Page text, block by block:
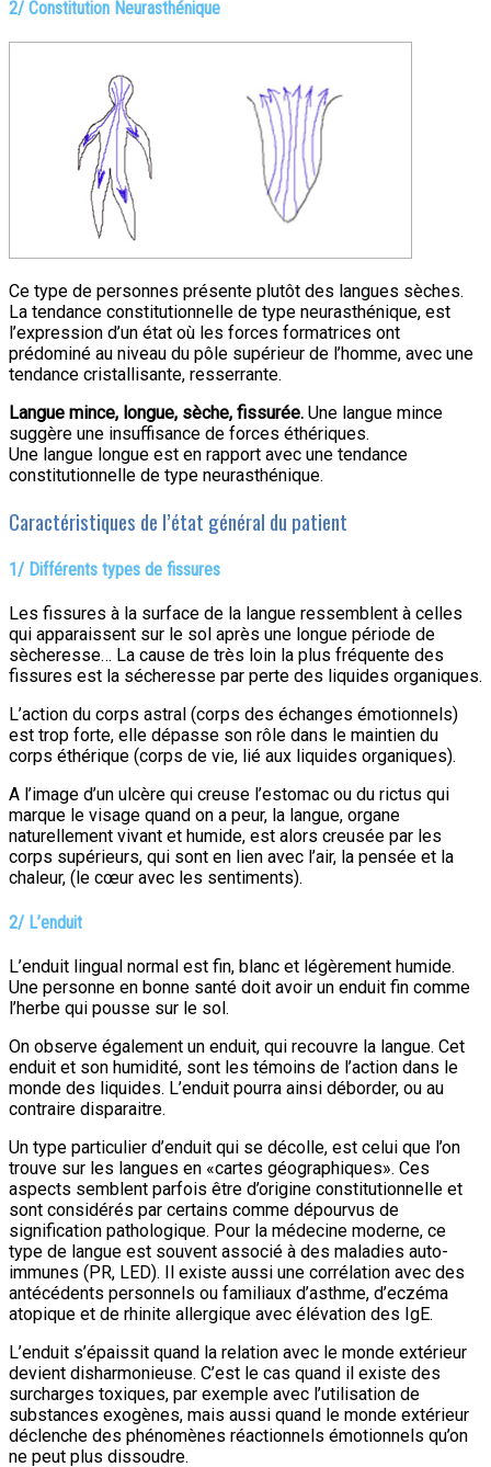
2/ Constitution Neurasthénique
Ce type de personnes présente plutôt des langues sèches.
La tendance constitutionnelle de type neurasthénique, est
l’expression d’un état où les forces formatrices ont
prédominé au niveau du pôle supérieur de l’homme, avec une
tendance cristallisante, resserrante.
Langue mince, longue, sèche, fissurée. Une langue mince
suggère une insuffisance de forces éthériques.
Une langue longue est en rapport avec une tendance
constitutionnelle de type neurasthénique.
Caractéristiques de l’état général du patient
1/ Différents types de fissures
Les fissures à la surface de la langue ressemblent à celles
qui apparaissent sur le sol après une longue période de
sècheresse… La cause de très loin la plus fréquente des
fissures est la sécheresse par perte des liquides organiques.
L’action du corps astral (corps des échanges émotionnels)
est trop forte, elle dépasse son rôle dans le maintien du
corps éthérique (corps de vie, lié aux liquides organiques).
A l’image d’un ulcère qui creuse l’estomac ou du rictus qui
marque le visage quand on a peur, la langue, organe
naturellement vivant et humide, est alors creusée par les
corps supérieurs, qui sont en lien avec l’air, la pensée et la
chaleur, (le cœur avec les sentiments).
2/ L’enduit
L’enduit lingual normal est fin, blanc et légèrement humide.
Une personne en bonne santé doit avoir un enduit fin comme
l’herbe qui pousse sur le sol.
On observe également un enduit, qui recouvre la langue. Cet
enduit et son humidité, sont les témoins de l’action dans le
monde des liquides. L’enduit pourra ainsi déborder, ou au
contraire disparaitre.
Un type particulier d’enduit qui se décolle, est celui que l’on
trouve sur les langues en «cartes géographiques». Ces
aspects semblent parfois être d’origine constitutionnelle et
sont considérés par certains comme dépourvus de
signification pathologique. Pour la médecine moderne, ce
type de langue est souvent associé à des maladies auto-
immunes (PR, LED). Il existe aussi une corrélation avec des
antécédents personnels ou familiaux d’asthme, d’eczéma
atopique et de rhinite allergique avec élévation des IgE.
L’enduit s’épaissit quand la relation avec le monde extérieur
devient disharmonieuse. C’est le cas quand il existe des
surcharges toxiques, par exemple avec l’utilisation de
substances exogènes, mais aussi quand le monde extérieur
déclenche des phénomènes réactionnels émotionnels qu’on
ne peut plus dissoudre.